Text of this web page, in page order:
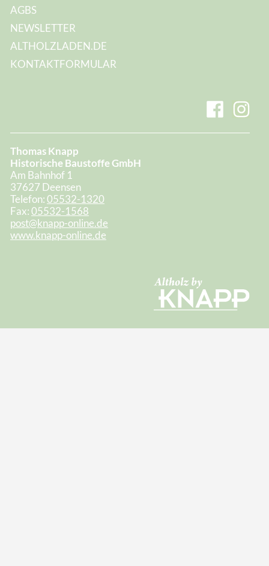
AGBS
NEWSLETTER
ALTHOLZLADEN.DE
KONTAKTFORMULAR
Thomas Knapp
Historische Baustoffe GmbH
Am Bahnhof 1
37627 Deensen
Telefon:05532-1320
Fax:05532-1568
post@knapp-online.de
www.knapp-online.de